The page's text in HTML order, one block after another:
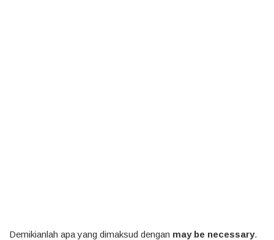
Demikianlah apa yang dimaksud dengan may be necessary.